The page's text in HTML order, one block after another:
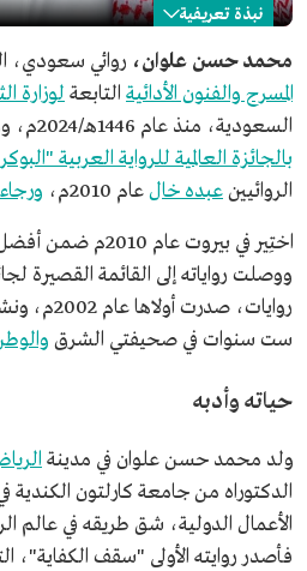
نبذة تعريفية
محمد حسن علوان
الاسم
محمد حسن علوان.
التصنيف
روائي سعودي.
تاريخ الميلاد
1979م.
المنصب الحالي
الرئيس التنفيذي لهيئة
المؤهل العلمي
الدكتوراه من جامعة
وإدارة الأعمال الدولية.
محمد حسن علوان، روائي سعودي،
المسرح والفنون الأدائية التابعة لوزارة
السعودية، منذ عام 1446هـ/2024م، وهو ثالث روائي سعودي يفوز
بالجائزة العالمية للرواية العربية
الروائيينعبده خالعام 2010م،
ووصلت رواياته إلى القائمة القصيرة
ست سنوات في صحيفتي الشرق
حياته وأدبه
ولد محمد حسن علوان في مدينة
الدكتوراه من جامعة كارلتون
فأصدر روايته الأولى "سقف الكفاية"،